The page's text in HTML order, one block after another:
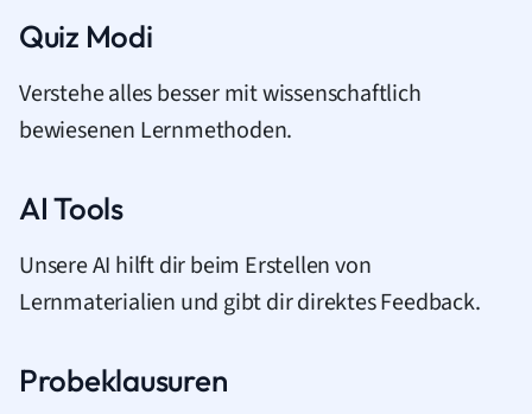
Quiz Modi
Verstehe alles besser mit wissenschaftlich
bewiesenen Lernmethoden.
AI Tools
Unsere AI hilft dir beim Erstellen von
Lernmaterialien und gibt dir direktes Feedback.
Probeklausuren